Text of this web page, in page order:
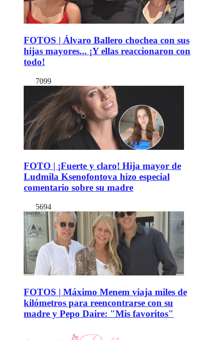
FOTOS | Álvaro Ballero chochea con sus
hijas mayores... ¡Y ellas reaccionaron con
todo!
7099
FOTO | ¡Fuerte y claro! Hija mayor de
Ludmila Ksenofontova hizo especial
comentario sobre su madre
5694
FOTOS | Máximo Menem viaja miles de
kilómetros para reencontrarse con su
madre y Pepo Daire: "Mis favoritos"